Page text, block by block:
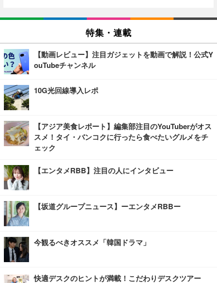
特集・連載
【動画レビュー】注目ガジェットを動画で解説！公式Y
ouTubeチャンネル
10G光回線導入レポ
【アジア美食レポート】編集部注目のYouTuberがオス
スメ！タイ・バンコクに行ったら食べたいグルメをチ
ェック
【エンタメRBB】注目の人にインタビュー
【坂道グループニュース】ーエンタメRBBー
今観るべきオススメ「韓国ドラマ」
快適デスクのヒントが満載！こだわりデスクツアー